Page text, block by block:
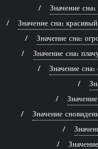
Значение сна:
Значение сна:
Значение сна:
Значение сна:
Значение сна:
Значение